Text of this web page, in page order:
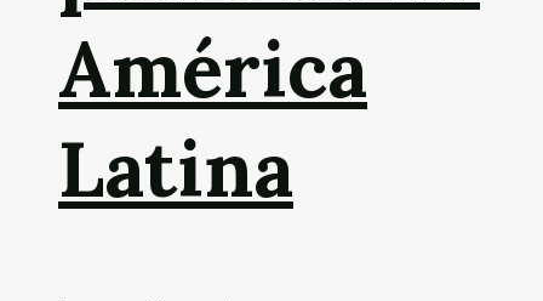
América
Latina